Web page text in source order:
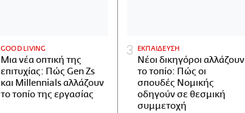
GOOD LIVING
Μια νέα οπτική της
επιτυχίας: Πώς Gen Zs
και Millennials αλλάζουν
το τοπίο της εργασίας
ΕΚΠΑΙΔΕΥΣΗ
Νέοι δικηγόροι αλλάζουν
το τοπίο: Πώς οι
σπουδές Νομικής
οδηγούν σε θεσμική
συμμετοχή